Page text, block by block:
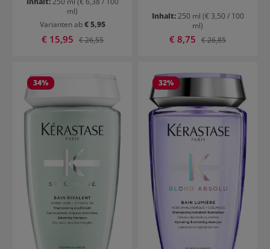
ml)
Varianten ab€ 5,95
Verkaufspreis:
€ 15,95 Regulärer Preis:
€ 26,55
Inhalt:250 ml (€ 3,50 / 100
ml)
Verkaufspreis:
€ 8,75 Regulärer Preis:
€ 26,85
34% 32%